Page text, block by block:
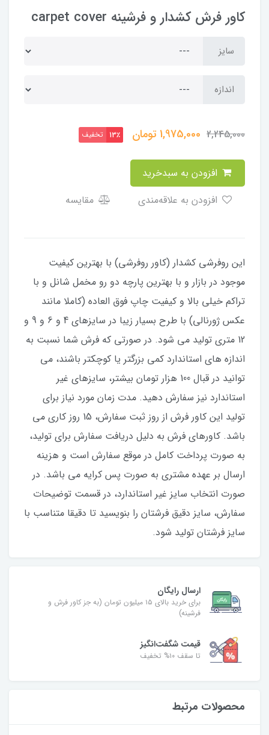
کاور فرش کشدار و فرشینه carpet cover
سایز
اندازه
2,245,000
1,975,000تومان 13٪ تخفیف
مقایسه
این روفرشی کشدار (کاور روفرشی) با بهترین کیفیت
موجود در بازار و با بهترین پارچه دو رو مخمل شانل و با
تراکم خیلی بالا و کیفیت چاپ فوق العاده (کاملا مانند
عکس ژورنالی) با طرح بسیار زیبا در سایزهای 4 و 6 و 9 و
12 متری تولید می شود. در صورتی که فرش شما نسبت به
اندازه های استاندارد کمی بزرگتر یا کوچکتر باشند، می
توانید در قبال 100 هزار تومان بیشتر، سایزهای غیر
استاندارد نیز سفارش دهید. مدت زمان مورد نیاز برای
تولید این کاور فرش از روز ثبت سفارش، 15 روز کاری می
باشد. کاورهای فرش به دلیل دریافت سفارش برای تولید،
به صورت پرداخت کامل در موقع سفارش است و هزینه
ارسال بر عهده مشتری به صورت پس کرایه می باشد. در
صورت انتخاب سایز غیر استاندارد، در قسمت توضیحات
سفارش، سایز دقیق فرشتان را بنویسید تا دقیقا متناسب با
سایز فرشتان تولید شود.
ارسال رایگان
برای خرید بالای ۱۵ میلیون تومان (به جز کاور فرش و
فرشینه)
قیمت شگفت‌انگیز
تا سقف ۱۰% تخفیف
محصولات مرتبط